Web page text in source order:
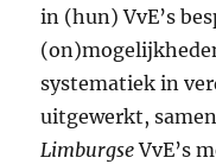
in (hun) VvE’s
systematiek in
uitgewerkt,
LimburgseVvE’s